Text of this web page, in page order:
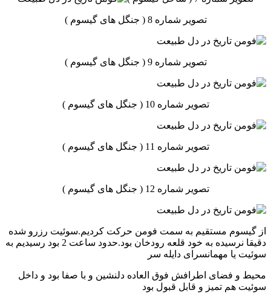
تصویر شماره 8 ( جنگل های گیسوم )
تصویر شماره 9 ( جنگل های گیسوم )
تصویر شماره 10 ( جنگل های گیسوم )
تصویر شماره 11 ( جنگل های گیسوم )
تصویر شماره 12 ( جنگل های گیسوم )
از گیسوم مستقیم به سمت فومن حرکت کردیم.سوئیت رزرو شده
دقیقا نرسیده به خود قلعه رودخان بود.حدود ساعت 2 بود رسیدیم به
سوئیت یا مهمانسرای دایله سر
محیط و فضای اطرافش فوق العاده دلنشین و با صفا بود و داخل
سوئیت هم تمیز و قابل قبول بود